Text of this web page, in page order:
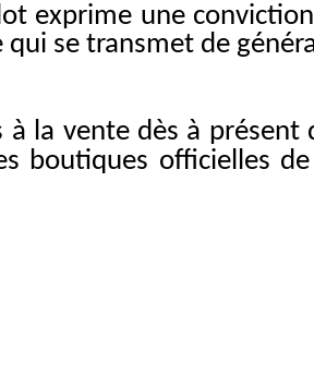
exprime une
se transmet de
la vente dès à
boutiques officielles